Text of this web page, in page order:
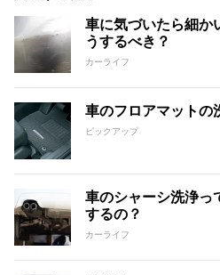
車に気づいたら細
うするべき？
カーライフ
車のフロアマットの
ピックアップ
車のシャーシ洗浄っ
するの？
カーライフ